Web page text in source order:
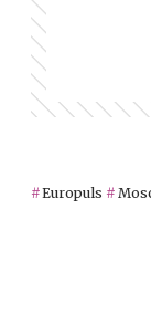
Europuls